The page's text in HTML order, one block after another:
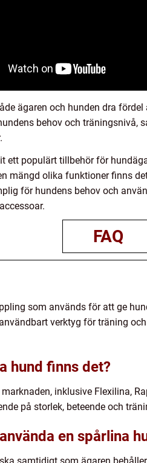
ägaren och hunden dra
behov och träningsnivå,
ett populärt tillbehör för
mängd olika funktioner finns
för hundens behov och
FAQ
som används för att ge
verktyg för träning
hund finns det?
inklusive Flexilina,
på storlek, beteende och
en spårlina